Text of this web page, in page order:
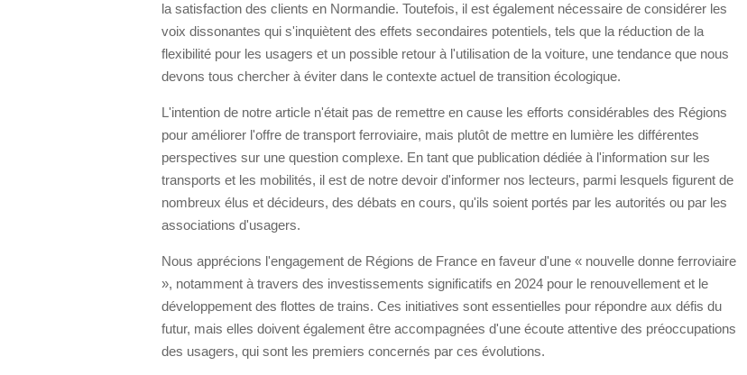
la satisfaction des clients en Normandie. Toutefois, il est également nécessaire de considérer les
voix dissonantes qui s'inquiètent des effets secondaires potentiels, tels que la réduction de la
flexibilité pour les usagers et un possible retour à l'utilisation de la voiture, une tendance que nous
devons tous chercher à éviter dans le contexte actuel de transition écologique.
L'intention de notre article n'était pas de remettre en cause les efforts considérables des Régions
pour améliorer l'offre de transport ferroviaire, mais plutôt de mettre en lumière les différentes
perspectives sur une question complexe. En tant que publication dédiée à l'information sur les
transports et les mobilités, il est de notre devoir d'informer nos lecteurs, parmi lesquels figurent de
nombreux élus et décideurs, des débats en cours, qu'ils soient portés par les autorités ou par les
associations d'usagers.
Nous apprécions l'engagement de Régions de France en faveur d'une « nouvelle donne ferroviaire
», notamment à travers des investissements significatifs en 2024 pour le renouvellement et le
développement des flottes de trains. Ces initiatives sont essentielles pour répondre aux défis du
futur, mais elles doivent également être accompagnées d'une écoute attentive des préoccupations
des usagers, qui sont les premiers concernés par ces évolutions.